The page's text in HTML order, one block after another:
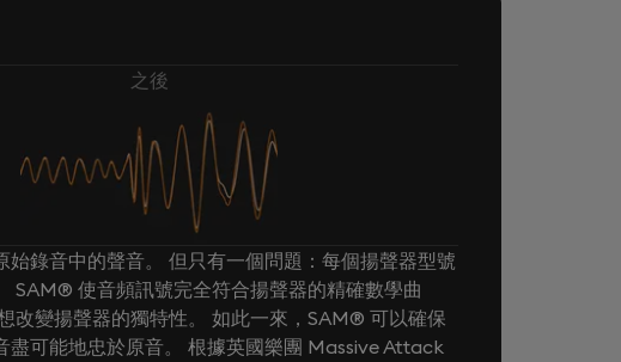
之後
始錄音中的聲音。 但只有一個問題：每個揚聲器型號
SAM® 使音頻訊號完全符合揚聲器的精確數學曲
改變揚聲器的獨特性。 如此一來，SAM® 可以確保
盡可能地忠於原音。 根據英國樂團 Massive Attack